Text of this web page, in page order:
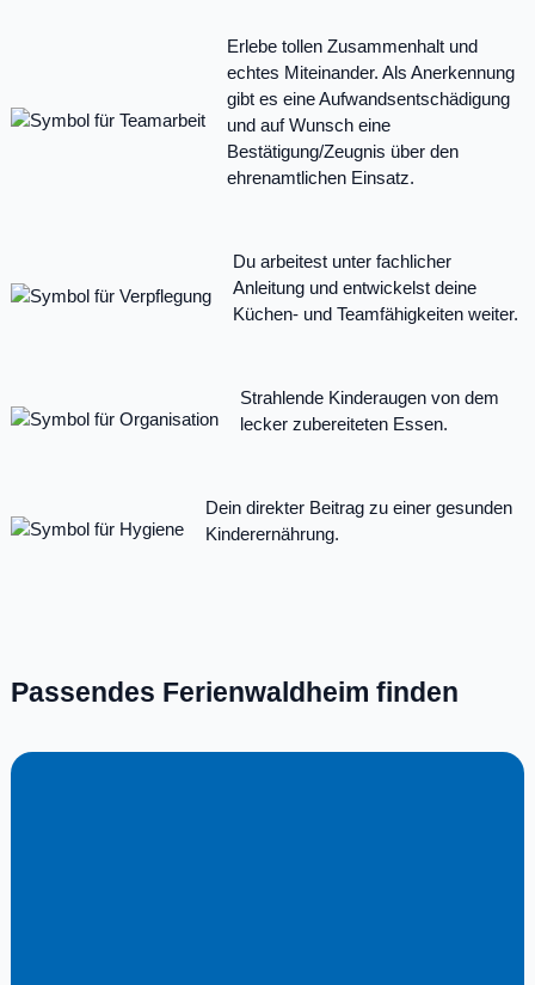
Erlebe tollen Zusammenhalt und
echtes Miteinander. Als Anerkennung
gibt es eine Aufwandsentschädigung
und auf Wunsch eine
Bestätigung/Zeugnis über den
ehrenamtlichen Einsatz.
Du arbeitest unter fachlicher
Anleitung und entwickelst deine
Küchen- und Teamfähigkeiten weiter.
Strahlende Kinderaugen von dem
lecker zubereiteten Essen.
Dein direkter Beitrag zu einer gesunden
Kinderernährung.
Passendes Ferienwaldheim finden